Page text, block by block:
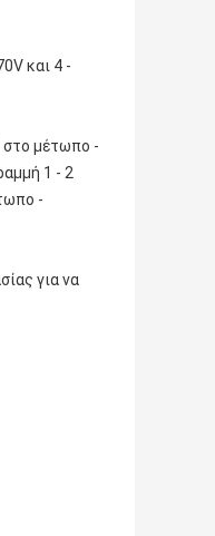
και 4 ‐
στο μέτωπο -
1 ‐ 2
-
για να